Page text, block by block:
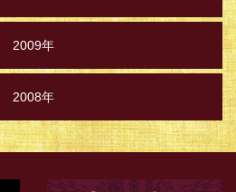
2009年
2008年